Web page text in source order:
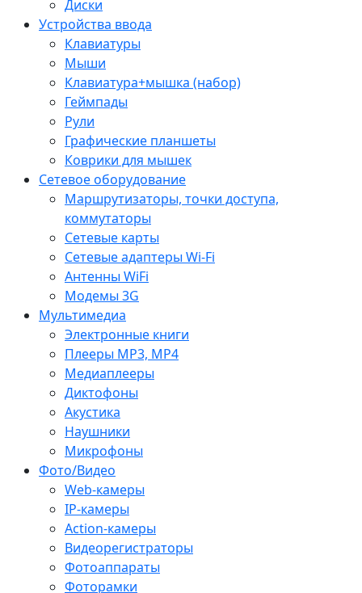
Диски
Устройства ввода
Клавиатуры
Мыши
Клавиатура+мышка (набор)
Геймпады
Рули
Графические планшеты
Коврики для мышек
Сетевое оборудование
Маршрутизаторы, точки доступа,
коммутаторы
Сетевые карты
Сетевые адаптеры Wi-Fi
Антенны WiFi
Модемы 3G
Мультимедиа
Электронные книги
Плееры MP3, MP4
Медиаплееры
Диктофоны
Акустика
Наушники
Микрофоны
Фото/Видео
Web-камеры
IP-камеры
Action-камеры
Видеорегистраторы
Фотоаппараты
Фоторамки